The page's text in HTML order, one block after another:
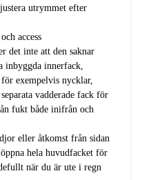
utrymmet efter
access
det inte att den saknar
inbyggda innerfack,
exempelvis nycklar,
vadderade fack för
fukt både inifrån och
eller åtkomst från sidan
hela huvudfacket för
när du är ute i regn